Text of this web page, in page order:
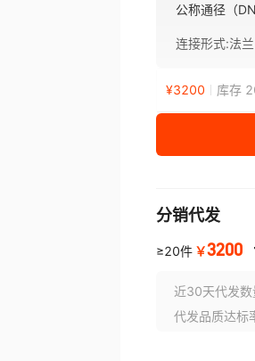
公称通径（DN
连接形式:法兰
¥3200 库存
分销代发
≥20件 ￥3200
近30天代发数
代发品质达标